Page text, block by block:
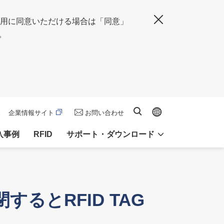
に同意いただける場合は「同意」
事例 RFID サポート・ダウンロード
企業情報サイト お問い合わせ サイト内検索
するとRFID TAG